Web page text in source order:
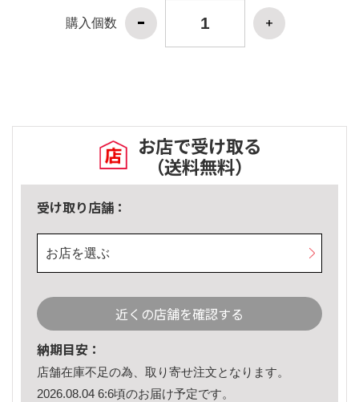
購入個数
お店で受け取る
（送料無料）
受け取り店舗：
お店を選ぶ
近くの店舗を確認する
納期目安：
店舗在庫不足の為、取り寄せ注文となります。
2026.08.04 6:6頃のお届け予定です。